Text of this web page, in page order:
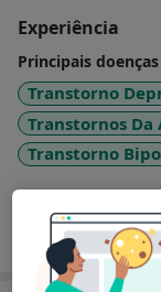
Experiência
Principais
Transtorno
Transtornos Da
Transtorno